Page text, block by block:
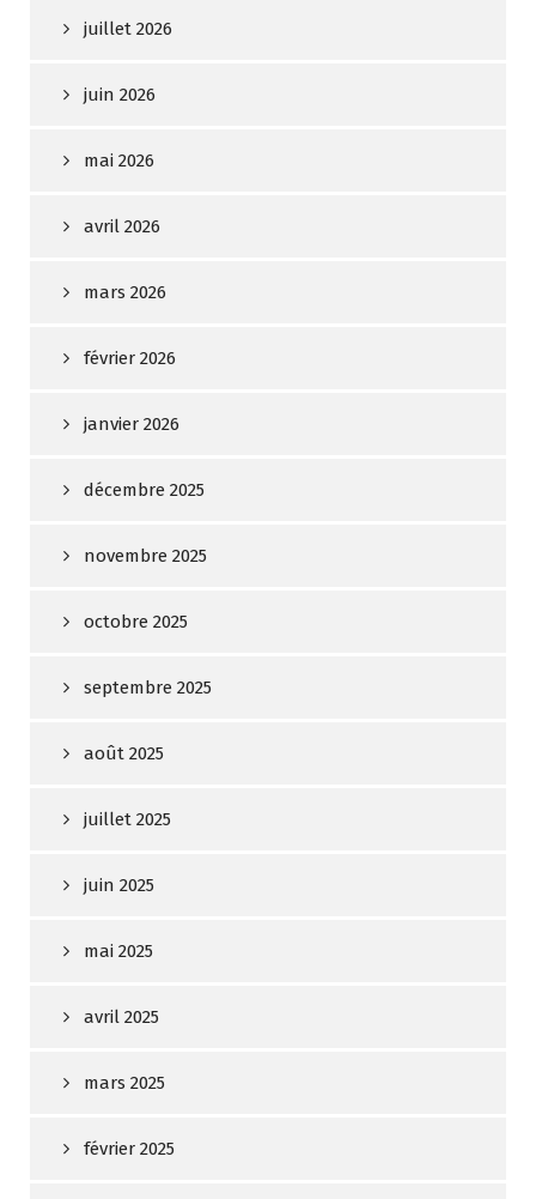
juillet 2026
juin 2026
mai 2026
avril 2026
mars 2026
février 2026
janvier 2026
décembre 2025
novembre 2025
octobre 2025
septembre 2025
août 2025
juillet 2025
juin 2025
mai 2025
avril 2025
mars 2025
février 2025